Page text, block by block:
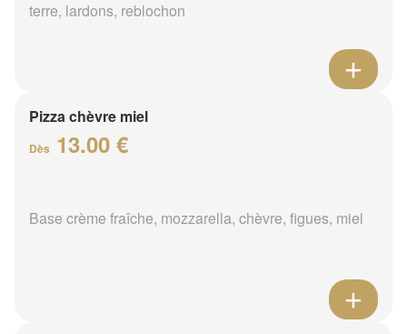
terre, lardons, reblochon
Pizza chèvre miel
Dès 13.00 €
Base crème fraîche, mozzarella, chèvre, figues, miel